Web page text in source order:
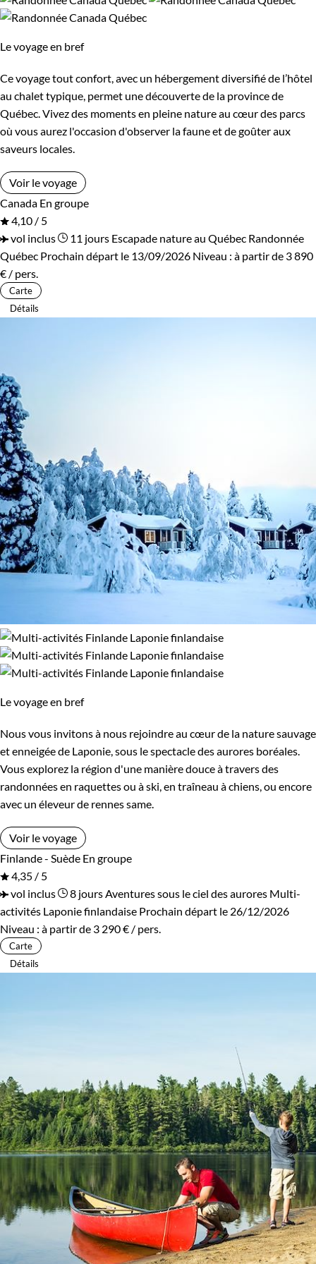
Bivouac, sous tente Refuge, gîte, dortoir
Supérieur
Haut de gamme
Itinérance
Itinérant Semi-itinérant
En étoile
Le voyage en bref
Ce voyage tout confort, avec un hébergement diversifié de l’hôtel
au chalet typique, permet une découverte de la province de
Québec. Vivez des moments en pleine nature au cœur des parcs
où vous aurez l'occasion d'observer la faune et de goûter aux
saveurs locales.
Voir le voyage
Canada En groupe
4,10 / 5
vol inclus
11 jours Escapade nature au Québec Randonnée
Québec Prochain départ le 13/09/2026 Niveau : à partir de 3 890
€ / pers.
Carte
Détails
Le voyage en bref
Nous vous invitons à nous rejoindre au cœur de la nature sauvage
et enneigée de Laponie, sous le spectacle des aurores boréales.
Vous explorez la région d'une manière douce à travers des
randonnées en raquettes ou à ski, en traîneau à chiens, ou encore
avec un éleveur de rennes same.
Voir le voyage
Finlande - Suède En groupe
4,35 / 5
vol inclus
8 jours Aventures sous le ciel des aurores Multi-
activités Laponie finlandaise Prochain départ le 26/12/2026
Niveau : à partir de 3 290 € / pers.
Carte
Détails